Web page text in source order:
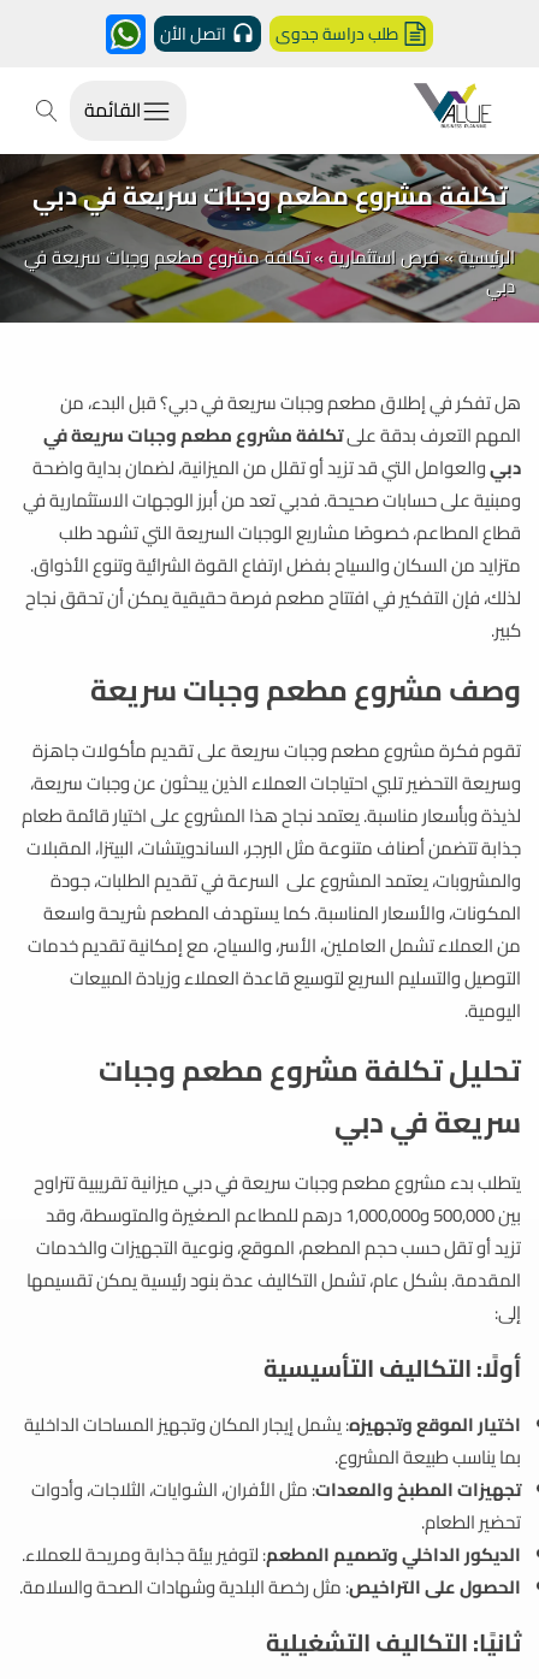
طلب دراسة جدوى اتصل الأن
القائمة
تكلفة مشروع مطعم وجبات سريعة في دبي
الرئيسية»فرص استثمارية»تكلفة مشروع مطعم وجبات سريعة في
دبي
هل تفكر في إطلاق مطعم وجبات سريعة في دبي؟ قبل البدء، من
المهم التعرف بدقة علىتكلفة مشروع مطعم وجبات سريعة في
دبيوالعوامل التي قد تزيد أو تقلل من الميزانية، لضمان بداية واضحة
ومبنية على حسابات صحيحة. فدبي تعد من أبرز الوجهات الاستثمارية في
قطاع المطاعم، خصوصًا مشاريع الوجبات السريعة التي تشهد طلب
متزايد من السكان والسياح بفضل ارتفاع القوة الشرائية وتنوع الأذواق.
لذلك، فإن التفكير في افتتاح مطعم فرصة حقيقية يمكن أن تحقق نجاح
كبير.
وصف مشروع مطعم وجبات سريعة
تقوم فكرة مشروع مطعم وجبات سريعة على تقديم مأكولات جاهزة
وسريعة التحضير تلبي احتياجات العملاء الذين يبحثون عن وجبات سريعة،
لذيذة وبأسعار مناسبة. يعتمد نجاح هذا المشروع على اختيار قائمة طعام
جذابة تتضمن أصناف متنوعة مثل البرجر، الساندويتشات، البيتزا، المقبلات
والمشروبات، يعتمد المشروع على السرعة في تقديم الطلبات، جودة
المكونات، والأسعار المناسبة. كما يستهدف المطعم شريحة واسعة
من العملاء تشمل العاملين، الأسر، والسياح، مع إمكانية تقديم خدمات
التوصيل والتسليم السريع لتوسيع قاعدة العملاء وزيادة المبيعات
اليومية.
تحليل تكلفة مشروع مطعم وجبات
سريعة في دبي
يتطلب بدء مشروع مطعم وجبات سريعة في دبي ميزانية تقريبية تتراوح
بين 500,000 و1,000,000 درهم للمطاعم الصغيرة والمتوسطة، وقد
تزيد أو تقل حسب حجم المطعم، الموقع، ونوعية التجهيزات والخدمات
المقدمة. بشكل عام، تشمل التكاليف عدة بنود رئيسية يمكن تقسيمها
إلى:
أولًا: التكاليف التأسيسية
اختيار الموقع وتجهيزه: يشمل إيجار المكان وتجهيز المساحات الداخلية
بما يناسب طبيعة المشروع.
تجهيزات المطبخ والمعدات: مثل الأفران، الشوايات، الثلاجات، وأدوات
تحضير الطعام.
الديكور الداخلي وتصميم المطعم: لتوفير بيئة جذابة ومريحة للعملاء.
الحصول على التراخيص: مثل رخصة البلدية وشهادات الصحة والسلامة.
ثانيًا: التكاليف التشغيلية